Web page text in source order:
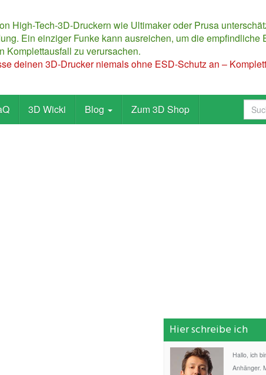
High-Tech-3D-Druckern wie Ultimaker oder Prusa
Ein einziger Funke kann ausreichen, um die empfindliche
Komplettausfall zu verursachen.
deinen 3D-Drucker niemals ohne ESD-Schutz an –
3D Wicki Blog Zum 3D Shop
Hier schreibe ich
Hallo, ich
Anhänger.